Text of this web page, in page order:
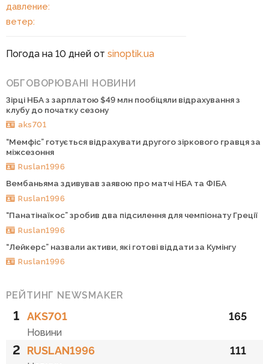
давление:
ветер:
Погода на 10 дней от sinoptik.ua
ОБГОВОРЮВАНІ НОВИНИ
Зірці НБА з зарплатою $49 млн пообіцяли відрахування з
клубу до початку сезону
aks701
“Мемфіс” готується відрахувати другого зіркового гравця за
міжсезоння
Ruslan1996
Вембаньяма здивував заявою про матчі НБА та ФІБА
Ruslan1996
“Панатінаїкос” зробив два підсилення для чемпіонату Греції
Ruslan1996
“Лейкерс” назвали активи, які готові віддати за Кумінгу
Ruslan1996
РЕЙТИНГ NEWSMAKER
1 AKS701
Новини
165
2 RUSLAN1996 111